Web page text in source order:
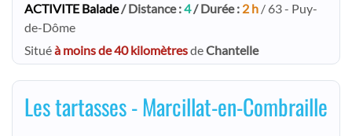
ACTIVITE Balade/ Distance :4/ Durée : 2 h / 63 - Puy-
de-Dôme
Situéà moins de 40 kilomètresdeChantelle
Les tartasses - Marcillat-en-Combraille